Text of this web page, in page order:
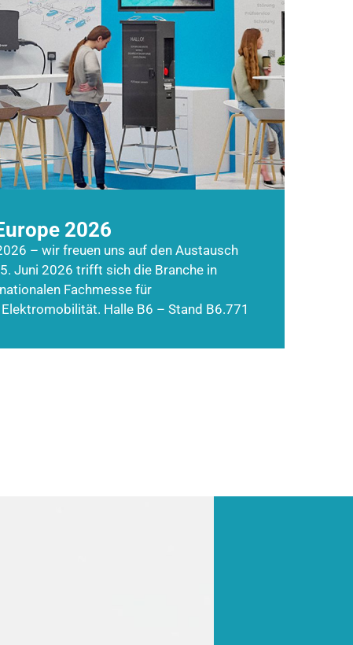
2026
– wir freuen uns auf den Austausch
Juni 2026 trifft sich die Branche in
Fachmesse für
Halle B6 – Stand B6.771